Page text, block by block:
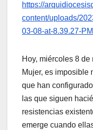
https://
content/uploads/
03-08-at-8.39.27-
Hoy, miércoles 8
Mujer, es imposible
que han
las que siguen
resistencias
emerge cuando